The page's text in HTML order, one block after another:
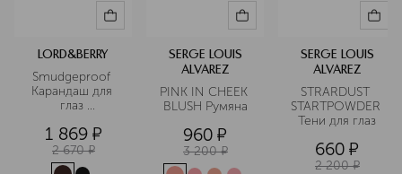
LORD&BERRY
Smudgeproof
Карандаш для
глаз
1 869 ¤
2 670 ¤
SERGE LOUIS
ALVAREZ
PINK IN CHEEK
BLUSH Румяна
960 ¤
3 200 ¤
SERGE LOUIS
ALVAREZ
STRARDUST
STARTPOWDER
Тени для глаз
660 ¤
2 200 ¤